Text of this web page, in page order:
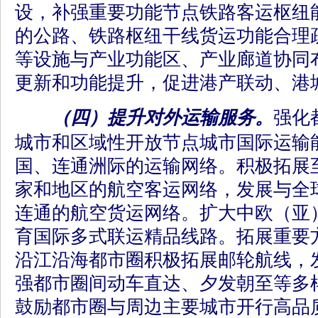
设，补强重要功能节点铁路客运枢纽
的公路、铁路枢纽干线货运功能合
等设施与产业功能区、产业廊道协
更新和功能提升，促进港产联动、港
（四）提升对外运输服务。 强化
城市和区域性开放节点城市国际运输
国、连通洲际的运输网络。积极拓展
家和地区的航空客运网络，发展与
连通的航空货运网络。扩大中欧（亚
育国际多式联运精品线路。拓展重要
沿江沿海都市圈积极拓展邮轮航线，
强都市圈间动车直达、夕发朝至等多
鼓励都市圈与周边主要城市开行高品